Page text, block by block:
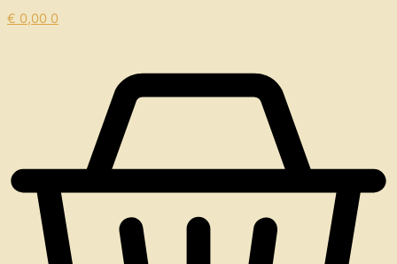
€ 0,00 0